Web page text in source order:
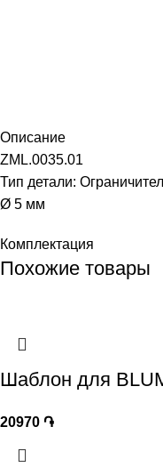
Описание
ZML.0035.01
Тип детали:
Ø 5 мм
Комплектация
Похожие товары
Шаблон для
20970 ֏